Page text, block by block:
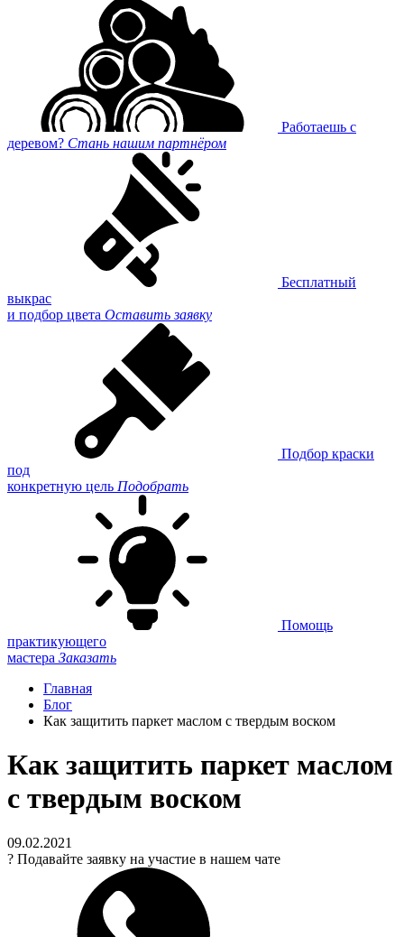
Работаешь с
деревом? Стань нашим партнёром
Бесплатный
выкрас
и подбор цвета Оставить заявку
Подбор краски
под
конкретную цель Подобрать
Помощь
практикующего
мастера Заказать
Главная
Блог
Как защитить паркет маслом с твердым воском
Как защитить паркет маслом
с твердым воском
09.02.2021
? Подавайте заявку на участие в нашем чате